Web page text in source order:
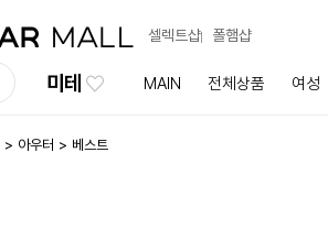
셀렉트샵 폴햄샵
미테 MAIN 전체상품 여성
아우터 베스트